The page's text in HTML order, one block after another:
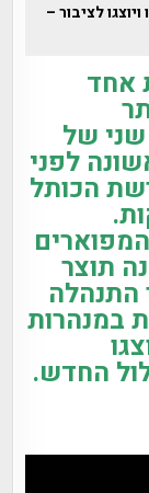
שנה שנחשפו ויוצגו לציבור –
אחד
של
לפני
הכותל
תוצר
התנהלה
במנהרות
החדש.